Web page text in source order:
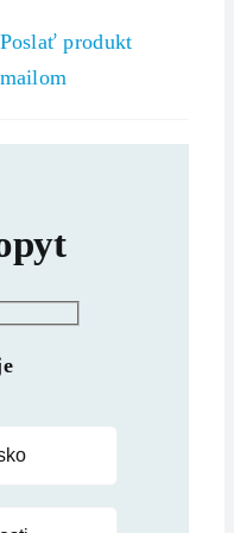
Poslať produkt
mailom